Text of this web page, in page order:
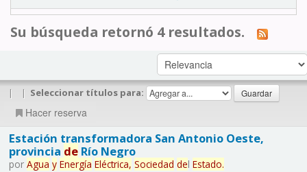
Su búsqueda retornó 4 resultados.
| | Seleccionar títulos para:
Hacer reserva
Estación transformadora San Antonio Oeste,
provincia deRío Negro
por Agua y Energía Eléctrica, Sociedad del Estado.